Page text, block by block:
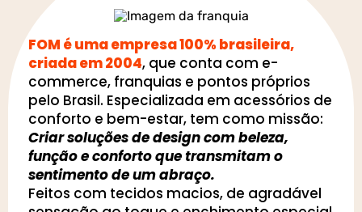
FOM é uma empresa 100% brasileira,
criada em 2004, que conta com e-
commerce, franquias e pontos próprios
pelo Brasil. Especializada em acessórios de
conforto e bem-estar, tem como missão:
Criar soluções de design com beleza,
função e conforto que transmitam o
sentimento de um abraço.
Feitos com tecidos macios, de agradável